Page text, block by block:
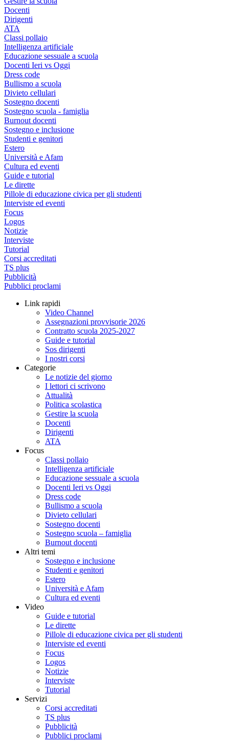
Docenti
Dirigenti
ATA
Classi pollaio
Intelligenza artificiale
Educazione sessuale a scuola
Docenti Ieri vs Oggi
Dress code
Bullismo a scuola
Divieto cellulari
Sostegno docenti
Sostegno scuola - famiglia
Burnout docenti
Sostegno e inclusione
Studenti e genitori
Estero
Università e Afam
Cultura ed eventi
Guide e tutorial
Le dirette
Pillole di educazione civica per gli studenti
Interviste ed eventi
Focus
Logos
Notizie
Interviste
Tutorial
Corsi accreditati
TS plus
Pubblicità
Pubblici proclami
Link rapidi
Video Channel
Assegnazioni provvisorie 2026
Contratto scuola 2025-2027
Guide e tutorial
Sos dirigenti
I nostri corsi
Categorie
Le notizie del giorno
I lettori ci scrivono
Attualità
Politica scolastica
Gestire la scuola
Docenti
Dirigenti
ATA
Focus
Classi pollaio
Intelligenza artificiale
Educazione sessuale a scuola
Docenti Ieri vs Oggi
Dress code
Bullismo a scuola
Divieto cellulari
Sostegno docenti
Sostegno scuola – famiglia
Burnout docenti
Altri temi
Sostegno e inclusione
Studenti e genitori
Estero
Università e Afam
Cultura ed eventi
Video
Guide e tutorial
Le dirette
Pillole di educazione civica per gli studenti
Interviste ed eventi
Focus
Logos
Notizie
Interviste
Tutorial
Servizi
Corsi accreditati
TS plus
Pubblicità
Pubblici proclami